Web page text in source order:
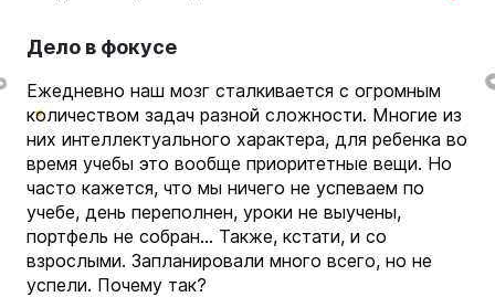
Дело в фокусе
Ежедневно наш мозг сталкивается с огромным
количеством задач разной сложности. Многие из
них интеллектуального характера, для ребенка во
время учебы это вообще приоритетные вещи. Но
часто кажется, что мы ничего не успеваем по
учебе, день переполнен, уроки не выучены,
портфель не собран… Также, кстати, и со
взрослыми. Запланировали много всего, но не
успели. Почему так?